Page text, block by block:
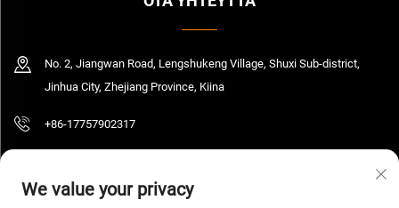
No. 2, Jiangwan Road, Lengshukeng Village, Shuxi Sub-district,
Jinhua City, Zhejiang Province, Kiina
+86-17757902317
We value your privacy